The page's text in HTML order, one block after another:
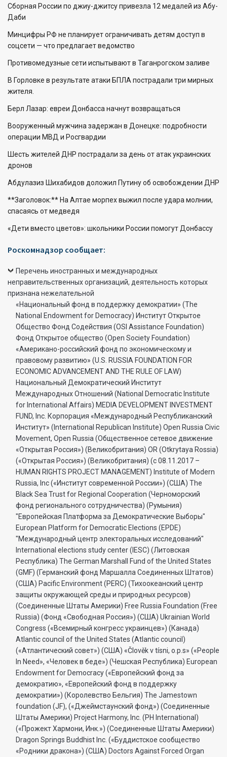
Сборная России по джиу-джитсу привезла 12 медалей из Абу-
Даби
Минцифры РФ не планирует ограничивать детям доступ в
соцсети — что предлагает ведомство
Противомедузные сети испытывают в Таганрогском заливе
В Горловке в результате атаки БПЛА пострадали три мирных
жителя.
Берл Лазар: евреи Донбасса начнут возвращаться
Вооруженный мужчина задержан в Донецке: подробности
операции МВД и Росгвардии
Шесть жителей ДНР пострадали за день от атак украинских
дронов
Абдулазиз Шихабидов доложил Путину об освобождении ДНР
**Заголовок:** На Алтае морпех выжил после удара молнии,
спасаясь от медведя
«Дети вместо цветов»: школьники России помогут Донбассу
Роскомнадзор сообщает:
Перечень иностранных и международных
неправительственных организаций, деятельность которых
признана нежелательной
«Национальный фонд в поддержку демократии» (The
National Endowment for Democracy) Институт Открытое
Общество Фонд Содействия (OSI Assistance Foundation)
Фонд Открытое общество (Open Society Foundation)
«Американо-российский фонд по экономическому и
правовому развитию» (U.S. RUSSIA FOUNDATION FOR
ECONOMIC ADVANCEMENT AND THE RULE OF LAW)
Национальный Демократический Институт
Международных Отношений (National Democratic Institute
for International Affairs) MEDIA DEVELOPMENT INVESTMENT
FUND, Inc. Корпорация «Международный Республиканский
Институт» (International Republican Institute) Open Russia Civic
Movement, Open Russia (Общественное сетевое движение
«Открытая Россия») (Великобритания) OR (Otkrytaya Rossia)
(«Открытая Россия») (Великобритания) (с 08.11.2017 –
HUMAN RIGHTS PROJECT MANAGEMENT) Institute of Modern
Russia, Inc («Институт современной России») (США) The
Black Sea Trust for Regional Cooperation (Черноморский
фонд регионального сотрудничества) (Румыния)
"Европейская Платформа за Демократические Выборы"
European Platform for Democratic Elections (EPDE)
"Международный центр электоральных исследований"
International elections study center (IESC) (Литовская
Республика) The German Marshall Fund of the United States
(GMF) (Германский фонд Маршалла Соединенных Штатов)
(США) Pacific Environment (PERC) (Тихоокеанский центр
защиты окружающей среды и природных ресурсов)
(Соединенные Штаты Америки) Free Russia Foundation (Free
Russia) (Фонд «Свободная Россия») (США) Ukrainian World
Congress («Всемирный конгресс украинцев») (Канада)
Atlantic council of the United States (Atlantic council)
(«Атлантический совет») (США) «Člověk v tísni, o.p.s» («People
In Need», «Человек в беде») (Чешская Республика) European
Endowment for Democracy («Европейский фонд за
демократию», «Европейский фонд в поддержку
демократии») (Королевство Бельгия) The Jamestown
foundation (JF), («Джеймстаунский фонд») (Соединенные
Штаты Америки) Project Harmony, Inc. (PH International)
(«Прожект Хармони, Инк.») (Соединенные Штаты Америки)
Dragon Springs Buddhist Inc. («Буддистское сообщество
«Родники дракона») (США) Doctors Against Forced Organ